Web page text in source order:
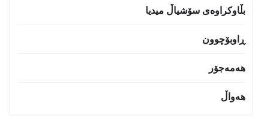
بڵاوکراوەی سۆشیاڵ میدیا
ڕاوبۆچوون
هەمەجۆر
هەواڵ